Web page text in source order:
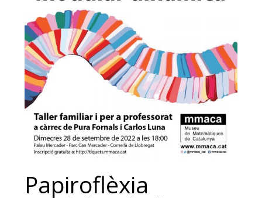
Papiroflèxia